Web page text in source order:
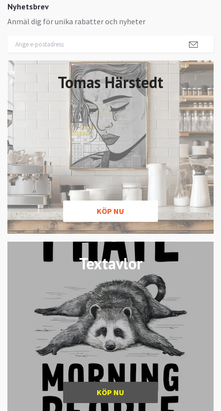
Nyhetsbrev
Anmäl dig för unika rabatter och nyheter
Tomas Härstedt
KÖP NU
Textavlor
KÖP NU